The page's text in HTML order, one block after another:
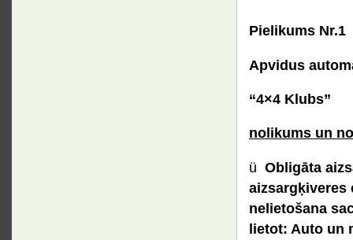
Pielikums Nr.1
Apvidus
“4×4 Klubs”
nolikums un
ü Obligāta
aizsargķiveres
nelietošana
lietot: Auto un